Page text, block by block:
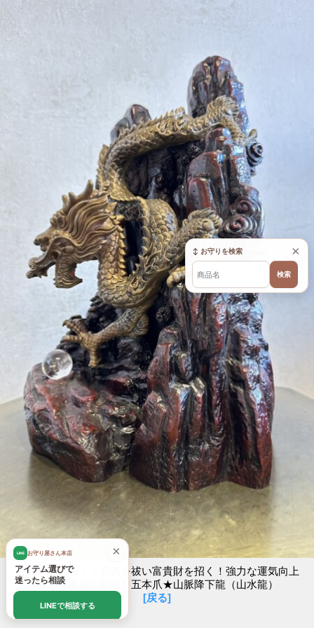
これぞ最高峰！！邪気を祓い富貴財を招く！強力な運気向上
力！【権威の象徴】五本爪★山脈降下龍（山水龍）
[戻る]
×
LINE お守り屋さん本店
アイテム選びで
迷ったら相談
LINEで相談する
×
↕ お守りを検索
検索